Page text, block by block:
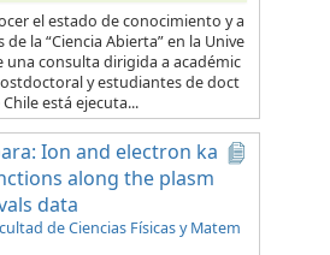
el estado de conocimiento y a
la “Ciencia Abierta” en la Unive
una consulta dirigida a académic
y estudiantes de doct
está ejecuta...
Ion and electron ka
along the plasm
data
de Ciencias Físicas y Matem